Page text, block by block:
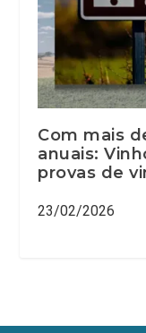
Com mais
anuais:
provas de
23/02/2026